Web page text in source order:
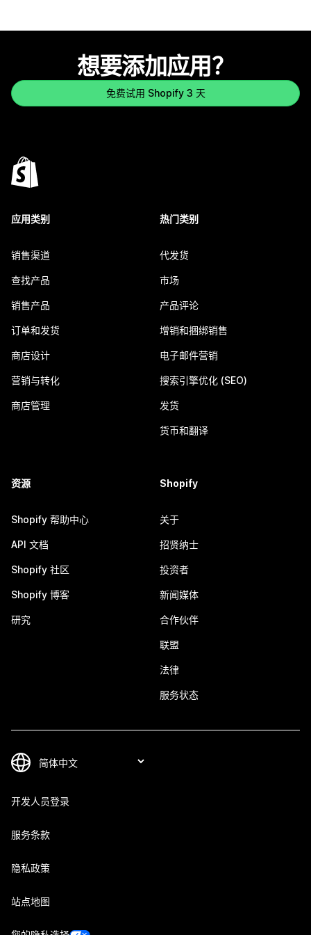
想要添加应用？
免费试用 Shopify 3 天
应用类别
销售渠道
查找产品
销售产品
订单和发货
商店设计
营销与转化
商店管理
热门类别
代发货
市场
产品评论
增销和捆绑销售
电子邮件营销
搜索引擎优化 (SEO)
发货
货币和翻译
资源
Shopify 帮助中心
API 文档
Shopify 社区
Shopify 博客
研究
Shopify
关于
招贤纳士
投资者
新闻媒体
合作伙伴
联盟
法律
服务状态
开发人员登录
服务条款
隐私政策
站点地图